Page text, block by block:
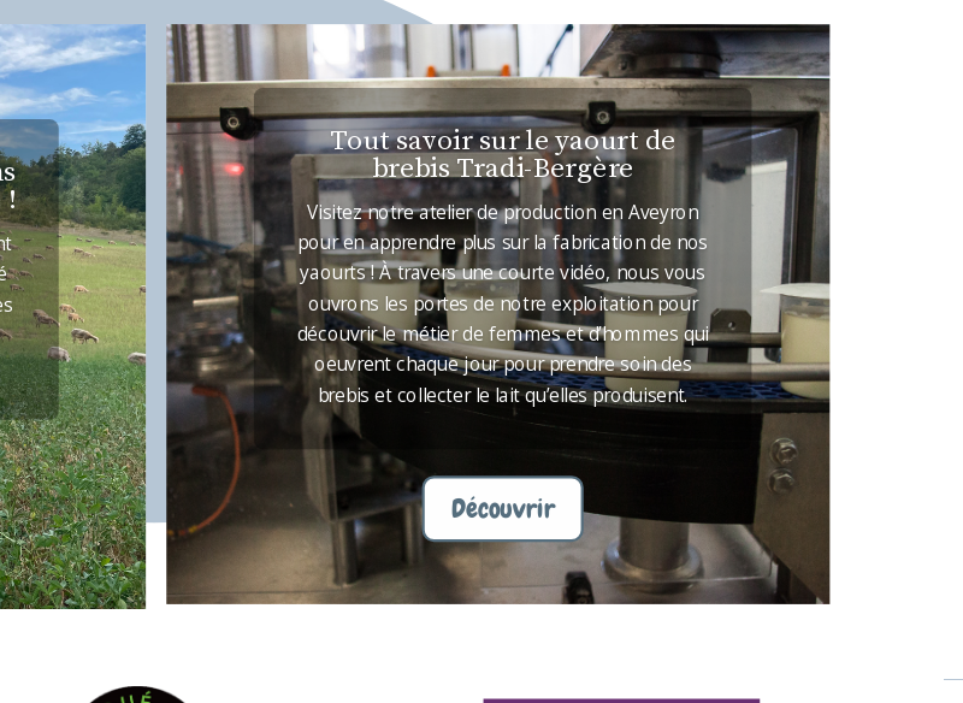
!
Tout savoir sur le yaourt de
brebis Tradi-Bergère
Visitez notre atelier de production en Aveyron
pour en apprendre plus sur la fabrication de nos
yaourts ! À travers une courte vidéo, nous vous
ouvrons les portes de notre exploitation pour
découvrir le métier de femmes et d’hommes qui
oeuvrent chaque jour pour prendre soin des
brebis et collecter le lait qu’elles produisent.
Découvrir